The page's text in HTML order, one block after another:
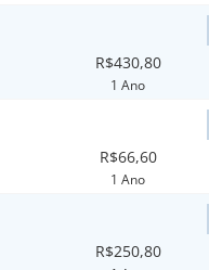
R$430,80
1 Ano
R$66,60
1 Ano
R$250,80